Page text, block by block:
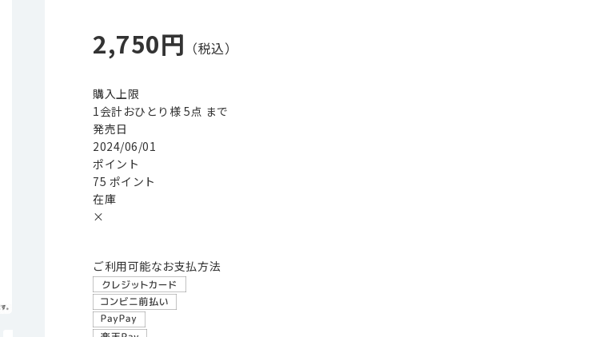
2,750円
購入上限
1会計おひとり様 5点 まで
発売日
2024/06/01
ポイント
75 ポイント
在庫
×
ご利用可能なお支払方法